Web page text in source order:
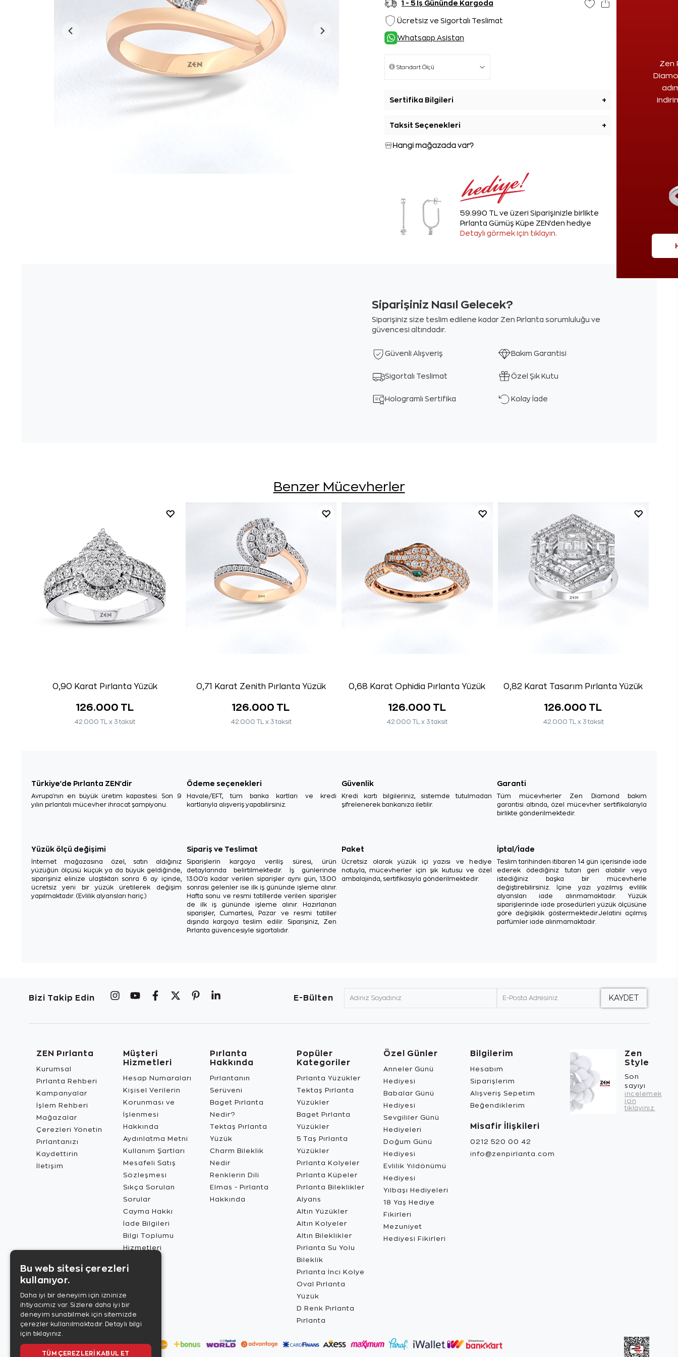
Zen
1 - 5 İş Gününde Kargoda
Ücretsiz ve Sigortalı Teslimat
Whatsapp Asistan
Sertifika Bilgileri +
Taksit Seçenekleri +
Hangi mağazada var?
59.990 TL ve üzeri Siparişinizle birlikte
Pırlanta Gümüş Küpe ZEN'den hediye
Detaylı görmek için tıklayın.
Siparişiniz Nasıl Gelecek?
Siparişiniz size teslim edilene kadar Zen Pırlanta sorumluluğu ve
güvencesi altındadır.
Güvenli Alışveriş Bakım Garantisi
Sigortalı Teslimat Özel Şık Kutu
Hologramlı Sertifika Kolay İade
Benzer Mücevherler
0,90 Karat Pırlanta Yüzük
126.000 TL
42.000 TL x 3 taksit
0,71 Karat Zenith Pırlanta Yüzük
126.000 TL
42.000 TL x 3 taksit
0,68 Karat Ophidia Pırlanta Yüzük
126.000 TL
42.000 TL x 3 taksit
0,82 Karat Tasarım Pırlanta Yüzük
126.000 TL
42.000 TL x 3 taksit
Türkiye'de Pırlanta ZEN'dir
Avrupa'nın en büyük üretim kapasitesi. Son 9
yılın pırlantalı mücevher ihracat şampiyonu.
Ödeme seçenekleri
Havale/EFT, tüm banka kartları ve kredi
kartlarıyla alışveriş yapabilirsiniz.
Güvenlik
Kredi kartı bilgileriniz, sistemde tutulmadan
şifrelenerek bankanıza iletilir.
Garanti
Tüm mücevherler Zen Diamond bakım
garantisi altında, özel mücevher sertifikalarıyla
birlikte gönderilmektedir.
Yüzük ölçü değişimi
İnternet mağazasına özel, satın aldığınız
yüzüğün ölçüsü küçük ya da büyük geldiğinde,
siparişiniz elinize ulaştıktan sonra 6 ay içinde,
ücretsiz yeni bir yüzük üretilerek değişim
yapılmaktadır. (Evlilik alyansları hariç.)
Sipariş ve Teslimat
Siparişlerin kargoya veriliş süresi, ürün
detaylarında belirtilmektedir. İş günlerinde
13.00'a kadar verilen siparişler aynı gün, 13.00
sonrası gelenler ise ilk iş gününde işleme alınır.
Hafta sonu ve resmi tatillerde verilen siparişler
de ilk iş gününde işleme alınır. Hazırlanan
siparişler, Cumartesi, Pazar ve resmi tatiller
dışında kargoya teslim edilir. Siparişiniz, Zen
Pırlanta güvencesiyle sigortalıdır.
Paket
Ücretsiz olarak yüzük içi yazısı ve hediye
notuyla, mücevherler için şık kutusu ve özel
ambalajında, sertifikasıyla gönderilmektedir.
İptal/İade
Teslim tarihinden itibaren 14 gün içerisinde iade
ederek ödediğiniz tutarı geri alabilir veya
istediğiniz başka bir mücevherle
değiştirebilirsiniz. İçine yazı yazılmış evlilik
alyansları iade alınmamaktadır. Yüzük
siparişlerinde iade prosedürleri yüzük ölçüsüne
göre değişiklik göstermektedir.Jelatini açılmış
parfümler iade alınmamaktadır.
Bizi Takip Edin E-Bülten
ZEN Pırlanta
Kurumsal
Pırlanta Rehberi
Kampanyalar
İşlem Rehberi
Mağazalar
Çerezleri Yönetin
Pırlantanızı
Kaydettirin
İletişim
Müşteri
Hizmetleri
Hesap Numaraları
Kişisel Verilerin
Korunması ve
İşlenmesi
Hakkında
Aydınlatma Metni
Kullanım Şartları
Mesafeli Satış
Sözleşmesi
Sıkça Sorulan
Sorular
Cayma Hakkı
İade Bilgileri
Bilgi Toplumu
Hizmetleri
Pırlanta
Hakkında
Pırlantanın
Serüveni
Baget Pırlanta
Nedir?
Tektaş Pırlanta
Yüzük
Charm Bileklik
Nedir
Renklerin Dili
Elmas - Pırlanta
Hakkında
Popüler
Kategoriler
Pırlanta Yüzükler
Tektaş Pırlanta
Yüzükler
Baget Pırlanta
Yüzükler
5 Taş Pırlanta
Yüzükler
Pırlanta Kolyeler
Pırlanta Küpeler
Pırlanta Bileklikler
Alyans
Altın Yüzükler
Altın Kolyeler
Altın Bileklikler
Pırlanta Su Yolu
Bileklik
Pırlanta İnci Kolye
Oval Pırlanta
Yüzük
D Renk Pırlanta
Pırlanta
Özel Günler
Anneler Günü
Hediyesi
Babalar Günü
Hediyesi
Sevgililer Günü
Hediyeleri
Doğum Günü
Hediyesi
Evlilik Yıldönümü
Hediyesi
Yılbaşı Hediyeleri
18 Yaş Hediye
Fikirleri
Mezuniyet
Hediyesi Fikirleri
Bilgilerim
Hesabım
Siparişlerim
Alışveriş Sepetim
Beğendiklerim
Misafir İlişkileri
0212 520 00 42
info@zenpirlanta.com
Zen
Style
Son
sayıyı
incelemek
için
tıklayınız.
Bu web sitesi çerezleri
kullanıyor.
Daha iyi bir deneyim için izninize
ihtiyacımız var. Sizlere daha iyi bir
deneyim sunabilmek için sitemizde
çerezler kullanılmaktadır. Detaylı bilgi
için tıklayınız.
TÜM ÇEREZLERI KABUL ET